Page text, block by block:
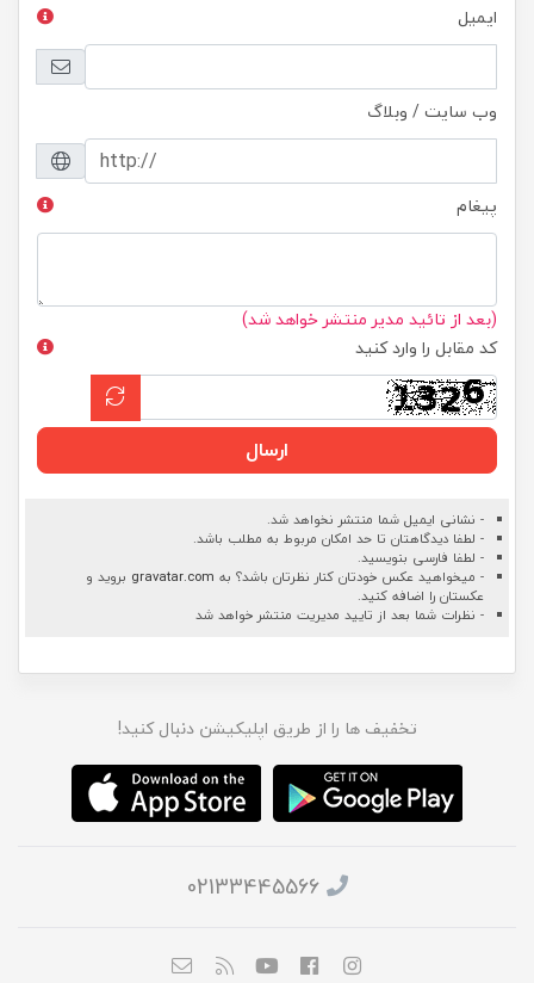
ایمیل
وب سایت / وبلاگ
پیغام
(بعد از تائید مدیر منتشر خواهد شد)
کد مقابل را وارد کنید
ارسال
- نشانی ایمیل شما منتشر نخواهد شد.
- لطفا دیدگاهتان تا حد امکان مربوط به مطلب باشد.
- لطفا فارسی بنویسید.
- میخواهید عکس خودتان کنار نظرتان باشد؟ به gravatar.com بروید و
عکستان را اضافه کنید.
- نظرات شما بعد از تایید مدیریت منتشر خواهد شد
تخفیف ها را از طریق اپلیکیشن دنبال کنید!
02133445566